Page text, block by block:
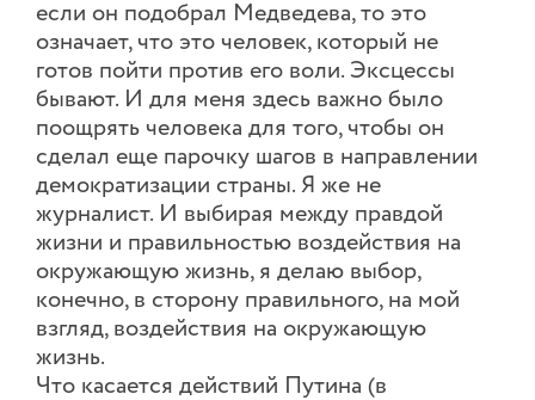
если он подобрал Медведева, то это
означает, что это человек, который не
готов пойти против его воли. Эксцессы
бывают. И для меня здесь важно было
поощрять человека для того, чтобы он
сделал еще парочку шагов в направлении
демократизации страны. Я же не
журналист. И выбирая между правдой
жизни и правильностью воздействия на
окружающую жизнь, я делаю выбор,
конечно, в сторону правильного, на мой
взгляд, воздействия на окружающую
жизнь.
Что касается действий Путина (в